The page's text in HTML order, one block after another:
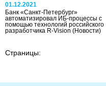
01.12.2021
Банк «Санкт-Петербург»
автоматизировал ИБ-процессы с
помощью технологий российского
разработчика R-Vision (Новости)
Страницы: